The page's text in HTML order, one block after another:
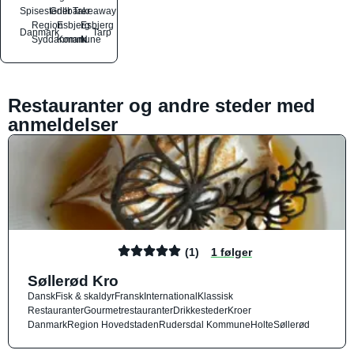
SpisestederGrillbarerTakeaway
Danmark
Region
Syddanmark
Esbjerg
Kommune
Esbjerg
N
Tarp
Restauranter og andre steder med
anmeldelser
(1) 1 følger
Søllerød Kro
DanskFisk & skaldyrFranskInternationalKlassisk
RestauranterGourmetrestauranterDrikkestederKroer
DanmarkRegion HovedstadenRudersdal KommuneHolteSøllerød